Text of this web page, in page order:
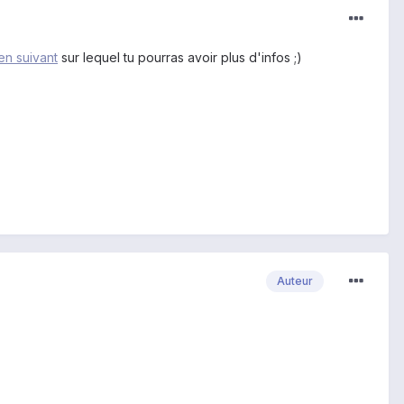
suivant sur lequel tu pourras avoir plus d'infos ;)
Auteur